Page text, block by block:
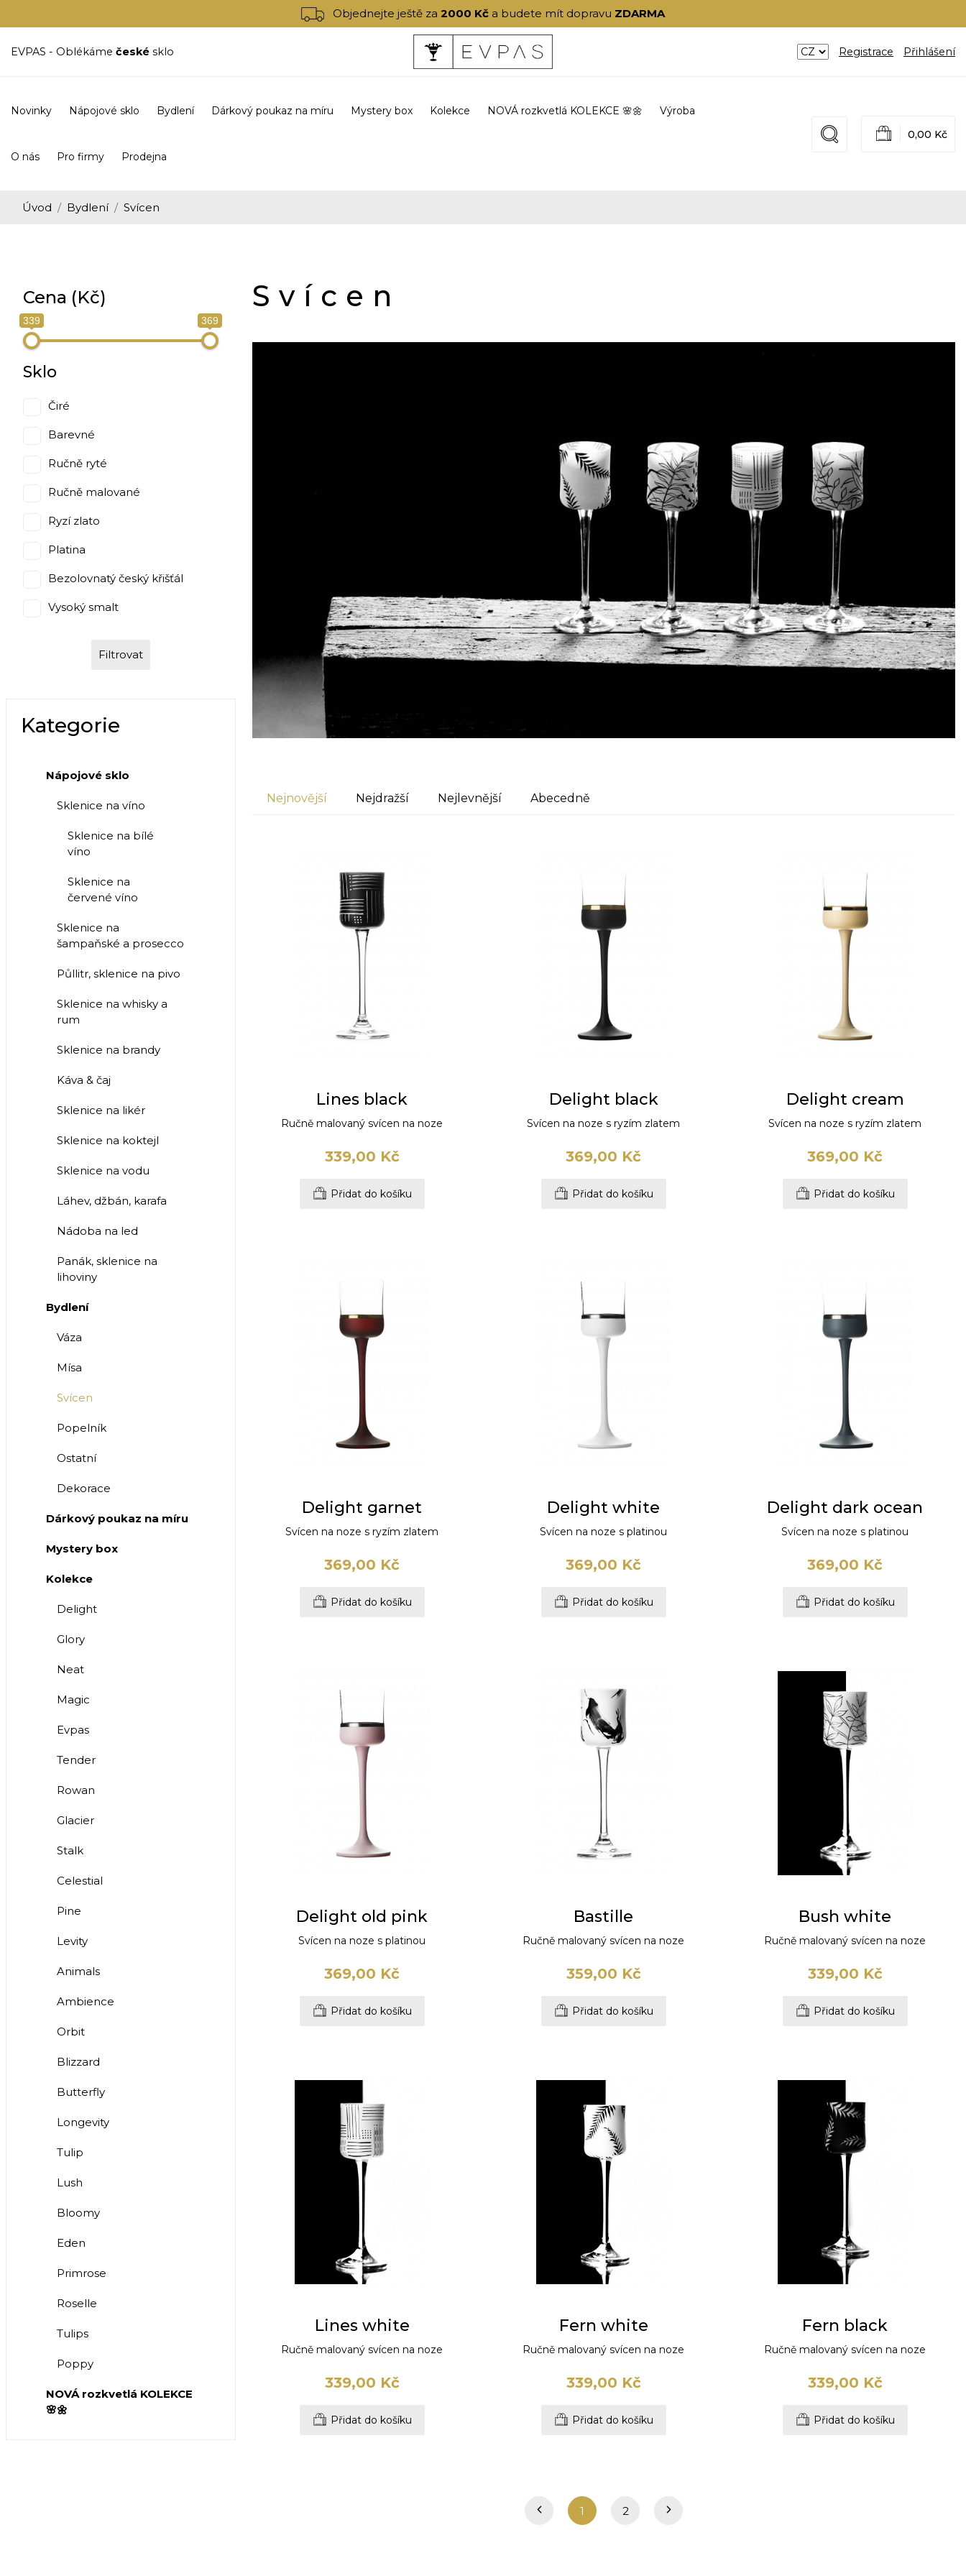
Objednejte ještě za2000 Kč a budete mít dopravu ZDARMA
EVPAS - Oblékáme české sklo Registrace Přihlášení
Novinky Nápojové sklo Bydlení Dárkový poukaz na míru Mystery box Kolekce NOVÁ rozkvetlá KOLEKCE 🌸🌼 Výroba
O nás Pro firmy Prodejna
0,00 Kč
Úvod Bydlení Svícen
Svícen
Nejnovější Nejdražší Nejlevnější Abecedně
Lines black
Ručně malovaný svícen na noze
339,00 Kč
Přidat do košíku
Delight black
Svícen na noze s ryzím zlatem
369,00 Kč
Přidat do košíku
Delight cream
Svícen na noze s ryzím zlatem
369,00 Kč
Přidat do košíku
Delight garnet
Svícen na noze s ryzím zlatem
369,00 Kč
Přidat do košíku
Delight white
Svícen na noze s platinou
369,00 Kč
Přidat do košíku
Delight dark ocean
Svícen na noze s platinou
369,00 Kč
Přidat do košíku
Delight old pink
Svícen na noze s platinou
369,00 Kč
Přidat do košíku
Bastille
Ručně malovaný svícen na noze
359,00 Kč
Přidat do košíku
Bush white
Ručně malovaný svícen na noze
339,00 Kč
Přidat do košíku
Lines white
Ručně malovaný svícen na noze
339,00 Kč
Přidat do košíku
Fern white
Ručně malovaný svícen na noze
339,00 Kč
Přidat do košíku
Fern black
Ručně malovaný svícen na noze
339,00 Kč
Přidat do košíku
1 2
Cena (Kč)
339 369
Sklo
Čiré
Barevné
Ručně ryté
Ručně malované
Ryzí zlato
Platina
Bezolovnatý český křišťál
Vysoký smalt
Filtrovat
Kategorie
Nápojové sklo
Sklenice na víno
Sklenice na bílé
víno
Sklenice na
červené víno
Sklenice na
šampaňské a prosecco
Půllitr, sklenice na pivo
Sklenice na whisky a
rum
Sklenice na brandy
Káva & čaj
Sklenice na likér
Sklenice na koktejl
Sklenice na vodu
Láhev, džbán, karafa
Nádoba na led
Panák, sklenice na
lihoviny
Bydlení
Váza
Mísa
Svícen
Popelník
Ostatní
Dekorace
Dárkový poukaz na míru
Mystery box
Kolekce
Delight
Glory
Neat
Magic
Evpas
Tender
Rowan
Glacier
Stalk
Celestial
Pine
Levity
Animals
Ambience
Orbit
Blizzard
Butterfly
Longevity
Tulip
Lush
Bloomy
Eden
Primrose
Roselle
Tulips
Poppy
NOVÁ rozkvetlá KOLEKCE
🌸🌼